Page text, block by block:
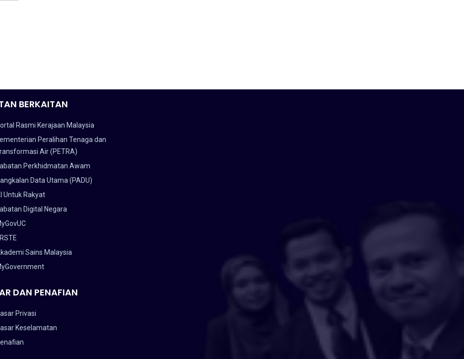
BERKAITAN
Rasmi Kerajaan Malaysia
Peralihan Tenaga dan
Air (PETRA)
Perkhidmatan Awam
Data Utama (PADU)
Untuk Rakyat
Digital Negara
Sains Malaysia
DAN PENAFIAN
Privasi
Keselamatan